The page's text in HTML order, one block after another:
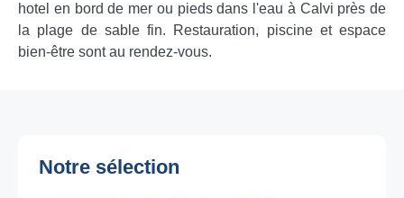
hotel en bord de mer ou pieds dans l'eau à Calvi près de
la plage de sable fin. Restauration, piscine et espace
bien-être sont au rendez-vous.
Notre sélection